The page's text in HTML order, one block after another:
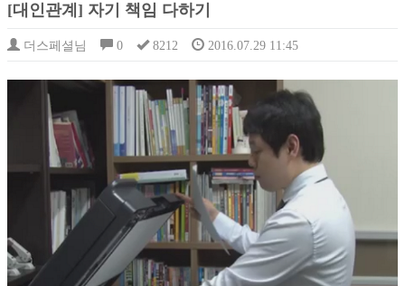
[대인관계] 자기 책임 다하기
더스페셜님 0 8212 2016.07.29 11:45